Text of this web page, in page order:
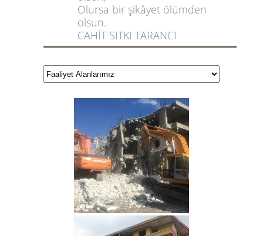
Olursa bir şikâyet ölümden
olsun.
CAHİT SITKI TARANCI